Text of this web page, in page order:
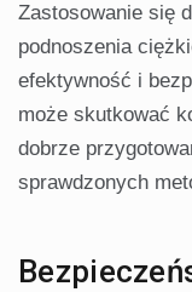
Zastosowanie się
podnoszenia
efektywność i
może skutkować
dobrze
sprawdzonych